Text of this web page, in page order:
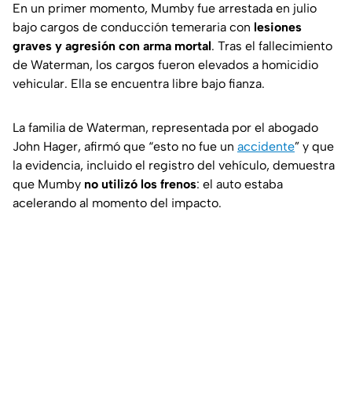
En un primer momento, Mumby fue arrestada en julio
bajo cargos de conducción temeraria con lesiones
graves y agresión con arma mortal. Tras el fallecimiento
de Waterman, los cargos fueron elevados a homicidio
vehicular. Ella se encuentra libre bajo fianza.
La familia de Waterman, representada por el abogado
John Hager, afirmó que “esto no fue un accidente” y que
la evidencia, incluido el registro del vehículo, demuestra
que Mumby no utilizó los frenos: el auto estaba
acelerando al momento del impacto.